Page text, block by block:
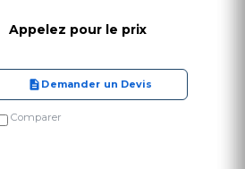
Appelez pour le prix
Demander un Devis
Comparer